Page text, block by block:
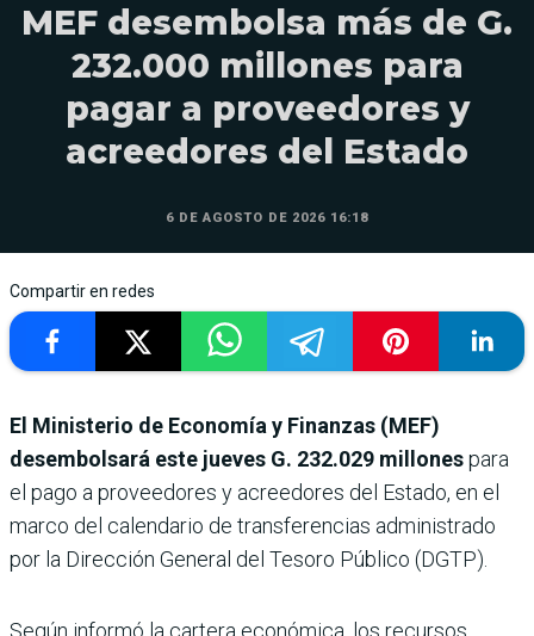
MEF desembolsa más de G.
232.000 millones para
pagar a proveedores y
acreedores del Estado
6 DE AGOSTO DE 2026 16:18
Compartir en redes
El Ministerio de Economía y Finanzas (MEF)
desembolsará este jueves G. 232.029 millonespara
el pago a proveedores y acreedores del Estado, en el
marco del calendario de transferencias administrado
por la Dirección General del Tesoro Público (DGTP).
Según informó la cartera económica, los recursos